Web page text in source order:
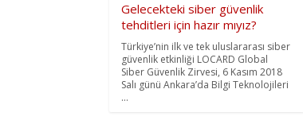
Gelecekteki siber güvenlik
tehditleri için hazır mıyız?
Türkiye’nin ilk ve tek uluslararası siber
güvenlik etkinliği LOCARD Global
Siber Güvenlik Zirvesi, 6 Kasım 2018
Salı günü Ankara’da Bilgi Teknolojileri
...